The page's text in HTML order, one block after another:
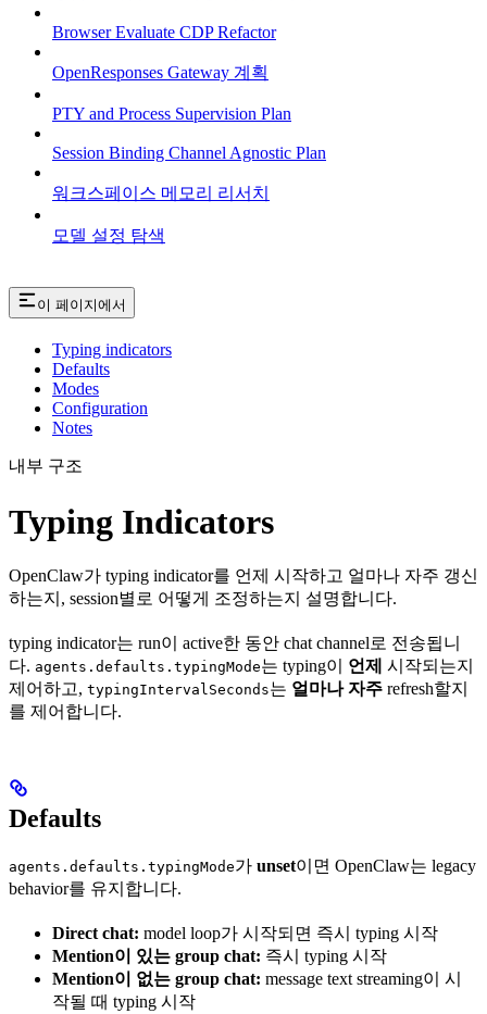
Browser Evaluate CDP Refactor
OpenResponses Gateway 계획
PTY and Process Supervision Plan
Session Binding Channel Agnostic Plan
워크스페이스 메모리 리서치
모델 설정 탐색
이 페이지에서
Typing indicators
Defaults
Modes
Configuration
Notes
내부 구조
Typing Indicators
OpenClaw가 typing indicator를 언제 시작하고 얼마나 자주 갱신
하는지, session별로 어떻게 조정하는지 설명합니다.
typing indicator는 run이 active한 동안 chat channel로 전송됩니
다. agents.defaults.typingMode는 typing이 언제 시작되는지
제어하고, typingIntervalSeconds는 얼마나 자주 refresh할지
를 제어합니다.
Defaults
agents.defaults.typingMode가 unset이면 OpenClaw는 legacy
behavior를 유지합니다.
Direct chat: model loop가 시작되면 즉시 typing 시작
Mention이 있는 group chat: 즉시 typing 시작
Mention이 없는 group chat: message text streaming이 시
작될 때 typing 시작